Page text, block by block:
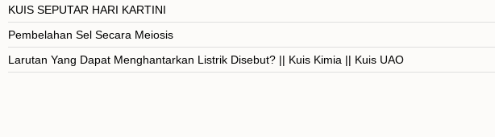
KUIS SEPUTAR HARI KARTINI
Pembelahan Sel Secara Meiosis
Larutan Yang Dapat Menghantarkan Listrik Disebut? || Kuis Kimia || Kuis UAO